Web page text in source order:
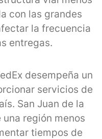
con las grandes
la frecuencia
entregas.
desempeña un
servicios de
San Juan de la
región menos
tiempos de